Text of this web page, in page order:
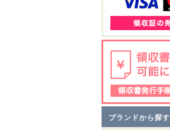
ブランドから探す